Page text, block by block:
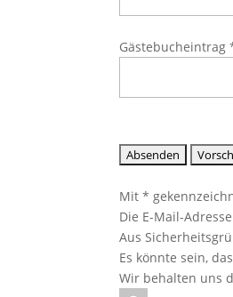
Gästebucheintrag
Mit *
Die E-Mail-
Aus
Es könnte sein,
Wir behalten uns